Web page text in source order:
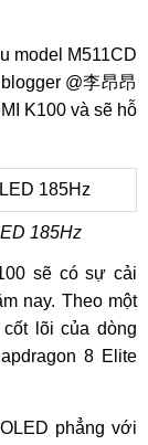
model M511CD
@李昂昂
K100 và sẽ hỗ
185Hz
sẽ có sự cải
nay. Theo một
lõi của dòng
8 Elite
phẳng với